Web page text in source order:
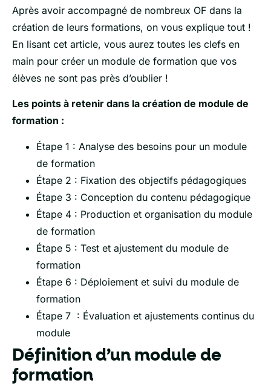
Après avoir accompagné de nombreux OF dans la
création de leurs formations, on vous explique tout !
En lisant cet article, vous aurez toutes les clefs en
main pour créer un module de formation que vos
élèves ne sont pas près d’oublier !
Les points à retenir dans la création de module de
formation :
Étape 1 : Analyse des besoins pour un module
de formation
Étape 2 : Fixation des objectifs pédagogiques
Étape 3 : Conception du contenu pédagogique
Étape 4 : Production et organisation du module
de formation
Étape 5 : Test et ajustement du module de
formation
Étape 6 : Déploiement et suivi du module de
formation
Étape 7 : Évaluation et ajustements continus du
module
Définition d’un module de
formation